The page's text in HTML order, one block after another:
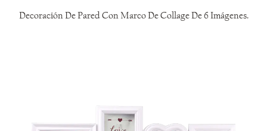
Decoración De Pared Con Marco De Collage De 6 Imágenes.